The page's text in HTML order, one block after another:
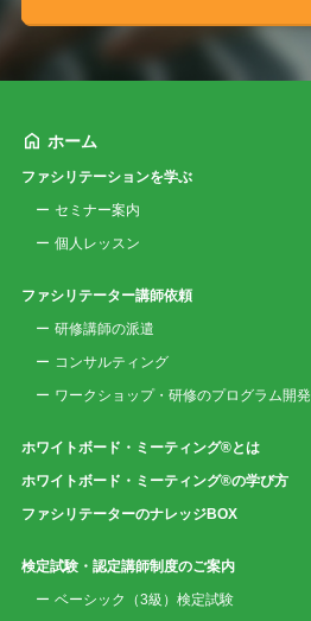
ホーム
ファシリテーションを学ぶ
セミナー案内
個人レッスン
ファシリテーター講師依頼
研修講師の派遣
コンサルティング
ワークショップ・研修のプログラム開発
ホワイトボード・ミーティング®とは
ホワイトボード・ミーティング®の学び方
ファシリテーターのナレッジBOX
検定試験・認定講師制度のご案内
ベーシック（3級）検定試験